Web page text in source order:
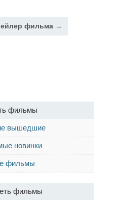
фильма →
фильмы
вышедшие
новинки
фильмы
фильмы